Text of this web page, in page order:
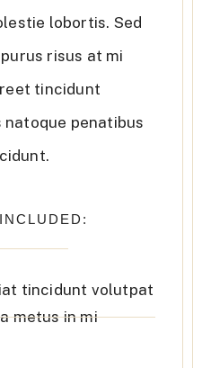
lobortis. Sed
risus at mi
tincidunt
natoque penatibus
tincidunt volutpat
metus in mi